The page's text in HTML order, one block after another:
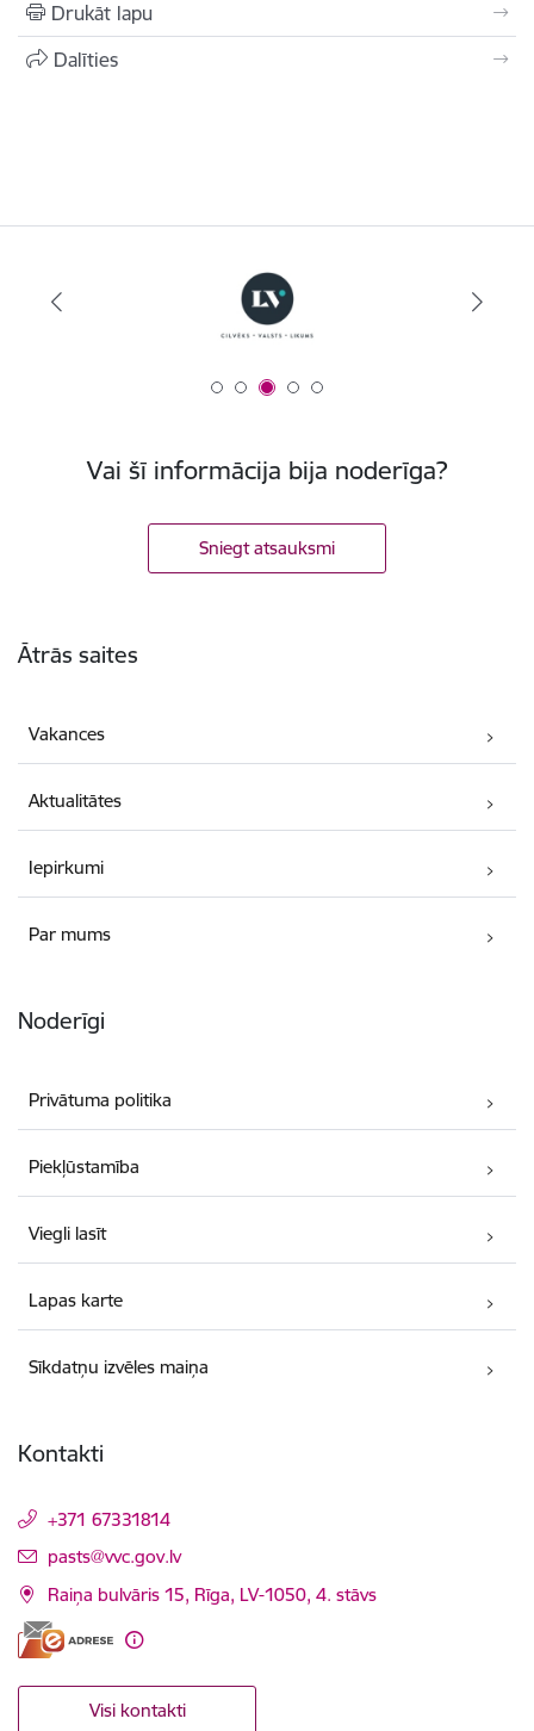
Drukāt lapu
Dalīties
Vai šī informācija bija noderīga?
Sniegt atsauksmi
Ātrās saites
Vakances
Aktualitātes
Iepirkumi
Par mums
Noderīgi
Privātuma politika
Piekļūstamība
Viegli lasīt
Lapas karte
Sīkdatņu izvēles maiņa
Kontakti
+371 67331814
E-pasts:
pasts@vvc.gov.lv
Raiņa bulvāris 15, Rīga, LV-1050, 4. stāvs
Visi kontakti